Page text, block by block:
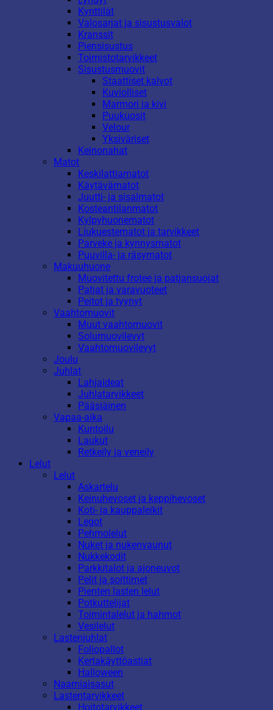
Kynttilät
Valosarjat ja sisustusvalot
Kranssit
Piensisustus
Toimistotarvikkeet
Sisustusmuovit
Staattiset kalvot
Kuviolliset
Marmori ja kivi
Puukuosit
Velour
Yksiväriset
Keinonahat
Matot
Keskilattiamatot
Käytävämatot
Juutti- ja sisalmatot
Kosteantilanmatot
Kylpyhuonematot
Liukuestematot ja tarvikkeet
Parveke ja kynnysmatot
Puuvilla- ja räsymatot
Makuuhuone
Muovitettu frotee ja patjansuojat
Patjat ja varavuoteet
Peitot ja tyynyt
Vaahtomuovit
Muut vaahtomuovit
Solumuovilevyt
Vaahtomuovilevyt
Joulu
Juhlat
Lahjaideat
Juhlatarvikkeet
Pääsiäinen
Vapaa-aika
Kuntoilu
Laukut
Retkeily ja veneily
Lelut
Lelut
Askartelu
Keinuhevoset ja keppihevoset
Koti- ja kauppaleikit
Legot
Pehmolelut
Nuket ja nukenvaunut
Nukkekodit
Parkkitalot ja ajoneuvot
Pelit ja soittimet
Pienten lasten lelut
Potkuttelijat
Toimintalelut ja hahmot
Vesilelut
Lastenjuhlat
Foliopallot
Kertakäyttöastiat
Halloween
Naamiaisasut
Lastentarvikkeet
Hoitotarvikkeet